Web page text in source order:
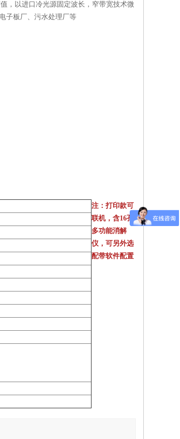
，以进口冷光源固定波长，窄带宽技术微
子板厂、污水处理厂等
注：打印款可
联机，含16孔
多功能消解
仪，可另外选
配带软件配置